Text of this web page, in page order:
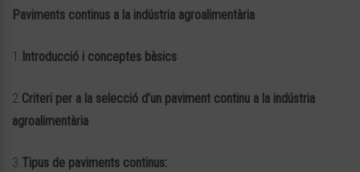
Paviments continus a la indústria agroalimentària
1. Introducció i conceptes bàsics
2.Criteri per a la selecció d’un paviment continu a la indústria
agroalimentària
3.Tipus de paviments continus: